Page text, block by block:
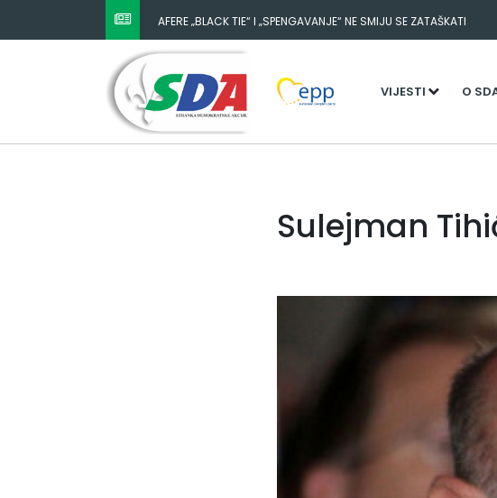
NESTANAK 780.000 EURA IZ IGMANA NE MOŽE BITI SLUČAJNI
ODGOVORNOST MORAJU SNOSITI VLADA FBIH I NJENI KADROVI
VIJESTI O
Sulejman